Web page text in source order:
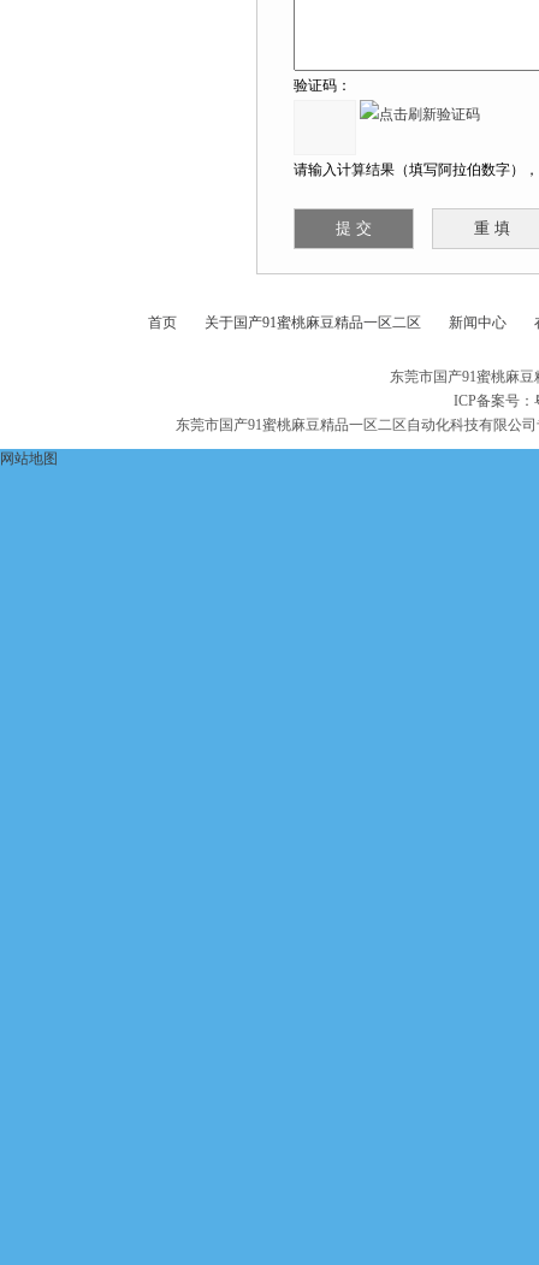
验证码：
请输入计算结果（填写阿拉伯数字），
首页 关于国产91蜜桃麻豆精品一区二区 新闻中心
东莞市国产91蜜桃麻
ICP备案号：
东莞市国产91蜜桃麻豆精品一区二区自动化科技有限公
网站地图